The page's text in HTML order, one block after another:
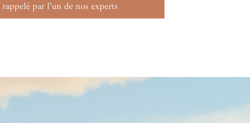
rappelé par l'un de nos experts